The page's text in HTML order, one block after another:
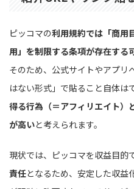
ピッコマの利用規約では「商用
用」を制限する条項が存在する
そのため、公式サイトやアプリ
はない形式」で貼ること自体は
得る行為（＝アフィリエイト）
が高いと考えられます。
現状では、ピッコマを収益目的
責任となるため、安定した収益